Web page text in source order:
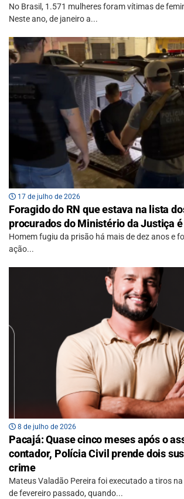
No Brasil, 1.571 mulheres foram vítimas de
Neste ano, de janeiro a...
17 de julho de 2026
Foragido do RN que estava na lista
procurados do Ministério da Justiça é
Homem fugiu da prisão há mais de dez anos e
ação...
8 de julho de 2026
Pacajá: Quase cinco meses após o
contador, Polícia Civil prende dois
crime
Mateus Valadão Pereira foi executado a tiros
de fevereiro passado, quando...